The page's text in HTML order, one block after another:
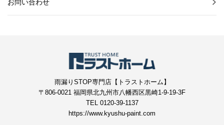
お問い合わせ
雨漏りSTOP専門店【トラストホーム】
〒806-0021 福岡県北九州市八幡西区黒崎1-9-19-3F
TEL 0120-39-1137
https://www.kyushu-paint.com